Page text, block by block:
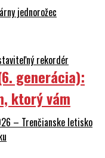
jednorožec
rekordér
– Trenčianske letisko
generácia):
ktorý vám